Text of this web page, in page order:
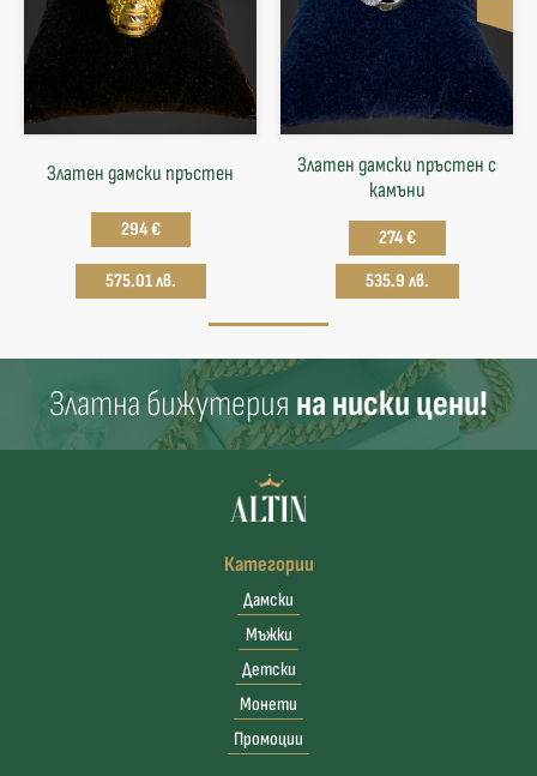
Златен дамски пръстен
294 €
575.01 лв.
Златен дамски пръстен с
камъни
274 €
535.9 лв.
Златна бижутерия на ниски цени!
Категории
Дамски
Мъжки
Детски
Монети
Промоции